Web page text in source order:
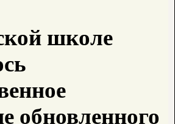
школе
обновленного